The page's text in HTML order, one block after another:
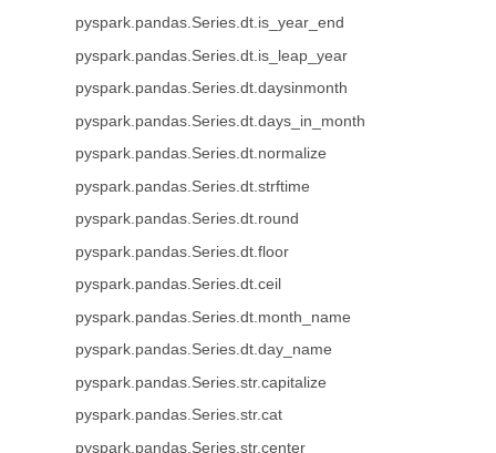
pyspark.pandas.Series.dt.is_year_end
pyspark.pandas.Series.dt.is_leap_year
pyspark.pandas.Series.dt.daysinmonth
pyspark.pandas.Series.dt.days_in_month
pyspark.pandas.Series.dt.normalize
pyspark.pandas.Series.dt.strftime
pyspark.pandas.Series.dt.round
pyspark.pandas.Series.dt.floor
pyspark.pandas.Series.dt.ceil
pyspark.pandas.Series.dt.month_name
pyspark.pandas.Series.dt.day_name
pyspark.pandas.Series.str.capitalize
pyspark.pandas.Series.str.cat
pyspark.pandas.Series.str.center